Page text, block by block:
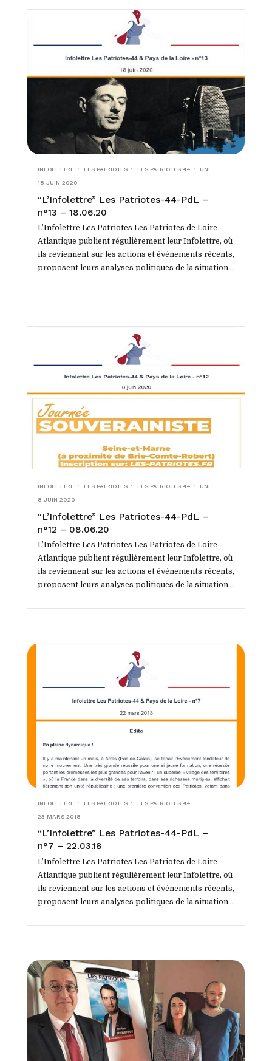
INFOLETTRE LES PATRIOTES LES PATRIOTES 44
UNE
18 JUIN 2020
“L’Infolettre” Les Patriotes-44-PdL –
n°13 – 18.06.20
L’Infolettre Les Patriotes Les Patriotes de Loire-
Atlantique publient régulièrement leur Infolettre, où
ils reviennent sur les actions et événements récents,
proposent leurs analyses politiques de la situation
INFOLETTRE LES PATRIOTES LES PATRIOTES 44
UNE
8 JUIN 2020
“L’Infolettre” Les Patriotes-44-PdL –
n°12 – 08.06.20
L’Infolettre Les Patriotes Les Patriotes de Loire-
Atlantique publient régulièrement leur Infolettre, où
ils reviennent sur les actions et événements récents,
proposent leurs analyses politiques de la situation
INFOLETTRE LES PATRIOTES
LES PATRIOTES 44
23 MARS 2018
“L’Infolettre” Les Patriotes-44-PdL –
n°7 – 22.03.18
L’Infolettre Les Patriotes Les Patriotes de Loire-
Atlantique publient régulièrement leur Infolettre, où
ils reviennent sur les actions et événements récents,
proposent leurs analyses politiques de la situation